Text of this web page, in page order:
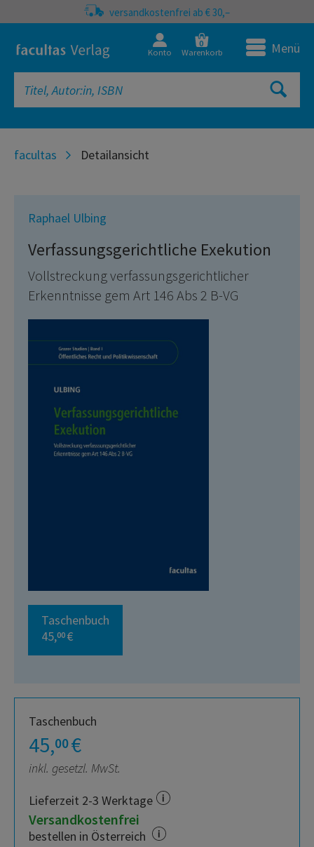
versandkostenfrei ab € 30,–
Konto
0
Warenkorb Menü
facultas Detailansicht
Raphael Ulbing
Verfassungsgerichtliche Exekution
Vollstreckung verfassungsgerichtlicher
Erkenntnisse gem Art 146 Abs 2 B-VG
Taschenbuch
45,00 €
Taschenbuch
45,00€
inkl. gesetzl. MwSt.
Lieferzeit 2-3 Werktage
Versandkostenfrei
bestellen in Österreich